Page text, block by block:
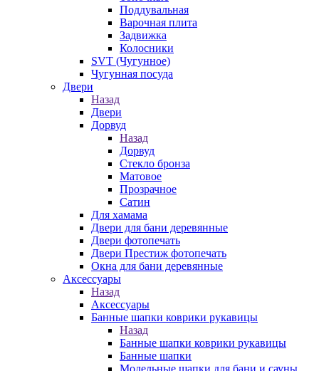
Поддувальная
Варочная плита
Задвижка
Колосники
SVT (Чугунное)
Чугунная посуда
Двери
Назад
Двери
Дорвуд
Назад
Дорвуд
Стекло бронза
Матовое
Прозрачное
Сатин
Для хамама
Двери для бани деревянные
Двери фотопечать
Двери Престиж фотопечать
Окна для бани деревянные
Аксессуары
Назад
Аксессуары
Банные шапки коврики рукавицы
Назад
Банные шапки коврики рукавицы
Банные шапки
Модельные шапки для бани и сауны